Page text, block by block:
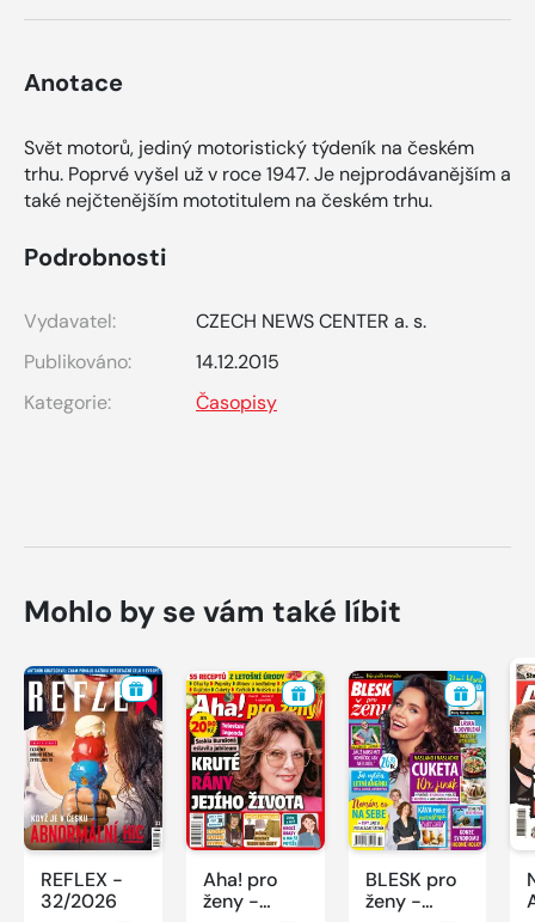
Anotace
Svět motorů, jediný motoristický týdeník na českém
trhu. Poprvé vyšel už v roce 1947. Je nejprodávanějším a
také nejčtenějším mototitulem na českém trhu.
Podrobnosti
Vydavatel:
CZECH NEWS CENTER a. s.
Publikováno:
14.12.2015
Kategorie:
Časopisy
Mohlo by se vám také líbit
REFLEX -
32/2026
Aha! pro
ženy -
BLESK pro
ženy -